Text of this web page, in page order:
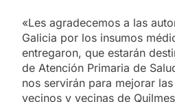
«Les agradecemos a las
Galicia por los insumos
entregaron, que estarán
de Atención Primaria de
nos servirán para mejorar
vecinos y vecinas de